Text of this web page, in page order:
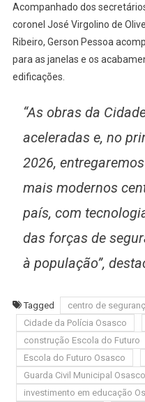
Acompanhado dos
coronel José Virgolino de
Ribeiro, Gerson Pessoa
para as janelas e os
edificações.
“As obras da
aceleradas e, no
2026,
mais modernos
país, com
das forças de
à população”,
Tagged
centro de
Cidade da Polícia Osasco
construção Escola do Futuro
Escola do Futuro Osasco
Guarda Civil Municipal Osasco
investimento em educação